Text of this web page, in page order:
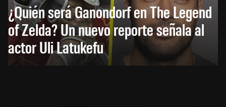
¿Quién será Ganondorf en The Legend
of Zelda? Un nuevo reporte señala al
actor Uli Latukefu